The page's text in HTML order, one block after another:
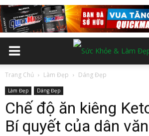
Trang Chủ Làm Đẹp Dáng Đẹp
Làm Đẹp Dáng Đẹp
Chế độ ăn kiêng
Bí quyết của dân